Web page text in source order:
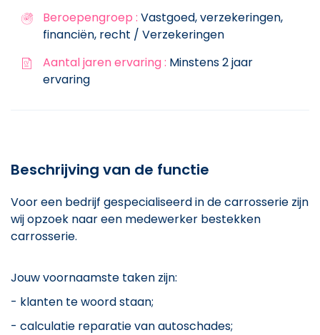
Beroepengroep : Vastgoed, verzekeringen,
financiën, recht / Verzekeringen
Aantal jaren ervaring : Minstens 2 jaar
ervaring
Beschrijving van de functie
Voor een bedrijf gespecialiseerd in de carrosserie zijn
wij opzoek naar een medewerker bestekken
carrosserie.
Jouw voornaamste taken zijn:
- klanten te woord staan;
- calculatie reparatie van autoschades;